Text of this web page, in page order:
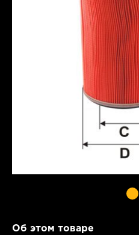
Об этом товаре